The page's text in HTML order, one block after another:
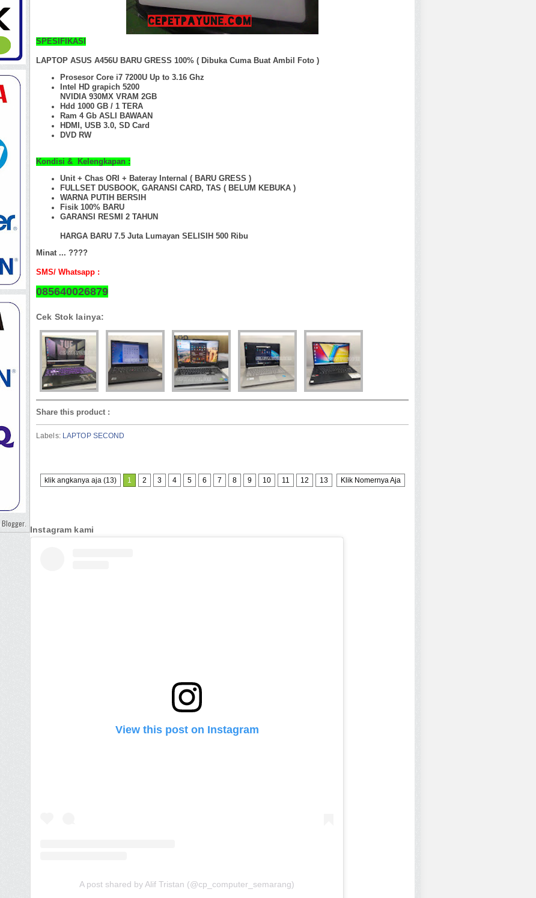
SPESIFIKASI
LAPTOP ASUS A456U BARU GRESS 100% ( Dibuka Cuma Buat Ambil Foto )
Prosesor Core i7 7200U Up to 3.16 Ghz
Intel HD grapich 5200
NVIDIA 930MX VRAM 2GB
Hdd 1000 GB / 1 TERA
Ram 4 Gb ASLI BAWAAN
HDMI, USB 3.0, SD Card
DVD RW
Kondisi & Kelengkapan :
Unit + Chas ORI + Bateray Internal ( BARU GRESS )
FULLSET DUSBOOK, GARANSI CARD, TAS ( BELUM KEBUKA )
WARNA PUTIH BERSIH
Fisik 100% BARU
GARANSI RESMI 2 TAHUN
HARGA BARU 7.5 Juta Lumayan SELISIH 500 Ribu
Minat ... ????
SMS/ Whatsapp :
085640026879
Cek Stok lainya:
Share this product :
Labels: LAPTOP SECOND
klik angkanya aja (13) 1 2 3 4 5 6 7 8 9 10 11 12 13 Klik Nomernya Aja
Instagram kami
View this post on Instagram
A post shared by Alif Tristan (@cp_computer_semarang)
Blogger.